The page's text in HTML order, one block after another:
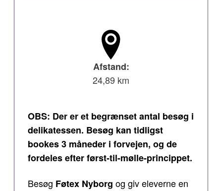
Afstand:
24,89 km
OBS: Der er et begrænset antal besøg i
delikatessen. Besøg kan tidligst
bookes 3 måneder i forvejen, og de
fordeles efter først-til-mølle-princippet.
Besøg Føtex Nyborg og giv eleverne en